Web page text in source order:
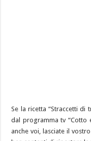
Se la ricetta “Straccetti di
dal programma tv “Cotto
anche voi, lasciate il